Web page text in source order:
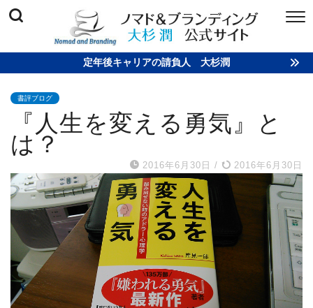
定年後キャリアの請負人 大杉潤
書評ブログ
『人生を変える勇気』と
は？
2016年6月30日 / 2016年6月30日